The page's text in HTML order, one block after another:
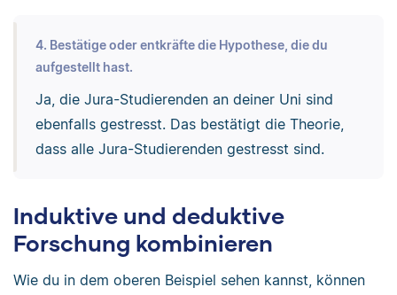
4. Bestätige oder entkräfte die Hypothese, die du
aufgestellt hast.
Ja, die Jura-Studierenden an deiner Uni sind
ebenfalls gestresst. Das bestätigt die Theorie,
dass alle Jura-Studierenden gestresst sind.
Induktive und deduktive
Forschung kombinieren
Wie du in dem oberen Beispiel sehen kannst, können